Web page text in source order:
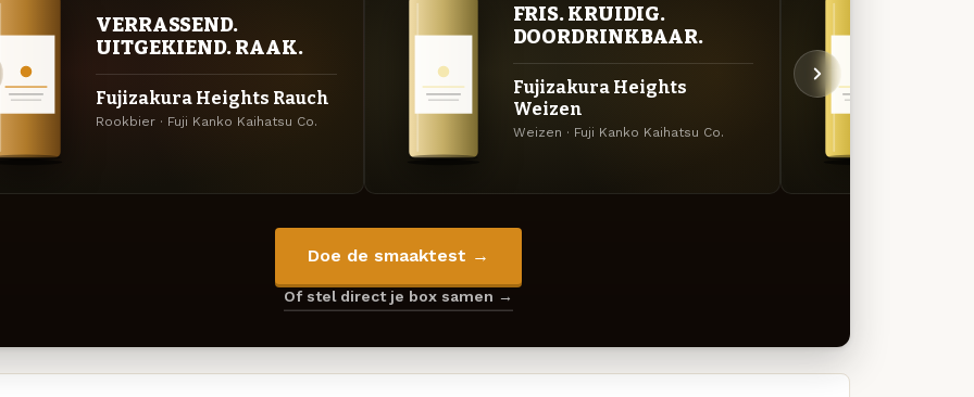
VERRASSEND.
UITGEKIEND. RAAK.
Fujizakura Heights Rauch
Rookbier · Fuji Kanko Kaihatsu Co.
FRIS. KRUIDIG.
DOORDRINKBAAR.
Fujizakura Heights
Weizen
Weizen · Fuji Kanko Kaihatsu Co.
Doe de smaaktest →
Of stel direct je box samen →